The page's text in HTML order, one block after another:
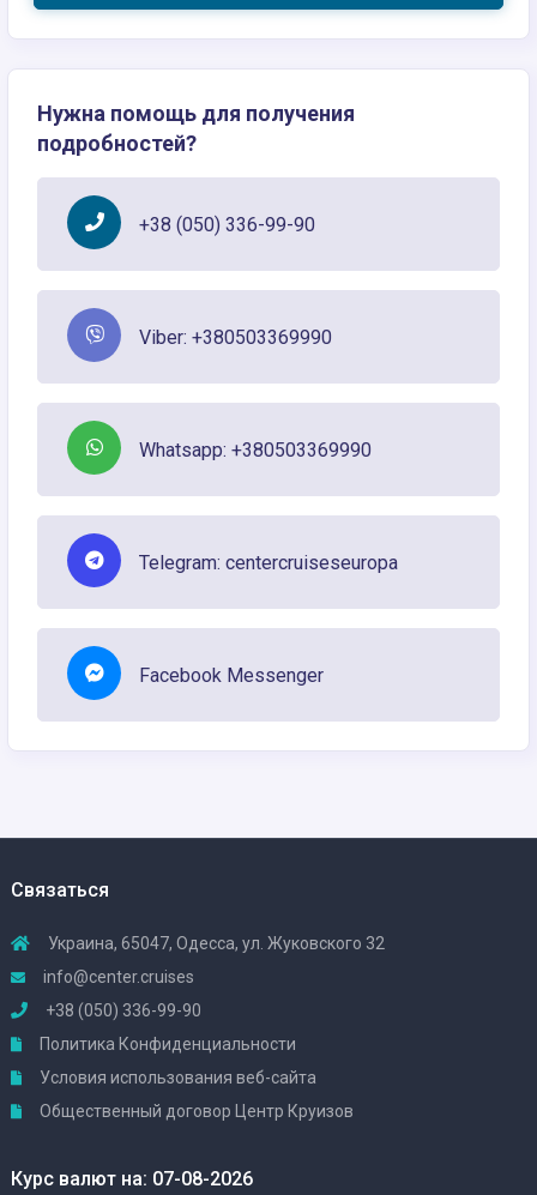
Нужна помощь для получения
подробностей?
+38 (050) 336-99-90
Viber: +380503369990
Whatsapp: +380503369990
Telegram: centercruiseseuropa
Facebook Messenger
Связаться
Украина, 65047, Одесса, ул. Жуковского 32
info@center.cruises
+38 (050) 336-99-90
Политика Конфиденциальности
Условия использования веб-сайта
Общественный договор Центр Круизов
Курс валют на: 07-08-2026